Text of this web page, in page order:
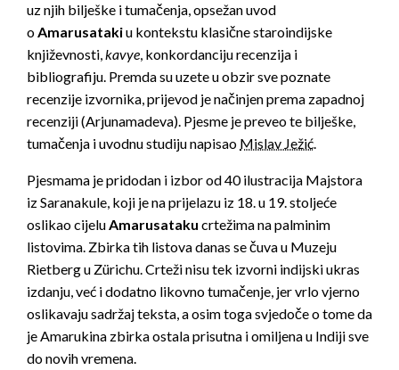
uz njih bilješke i tumačenja, opsežan uvod
oAmarusatakiu kontekstu klasične staroindijske
književnosti,kavye, konkordanciju recenzija i
bibliografiju. Premda su uzete u obzir sve poznate
recenzije izvornika, prijevod je načinjen prema zapadnoj
recenziji (Arjunamadeva). Pjesme je preveo te bilješke,
tumačenja i uvodnu studiju napisao Mislav Ježić.
Pjesmama je pridodan i izbor od 40 ilustracija Majstora
iz Saranakule, koji je na prijelazu iz 18. u 19. stoljeće
oslikao cijeluAmarusataku crtežima na palminim
listovima. Zbirka tih listova danas se čuva u Muzeju
Rietberg u Zürichu. Crteži nisu tek izvorni indijski ukras
izdanju, već i dodatno likovno tumačenje, jer vrlo vjerno
oslikavaju sadržaj teksta, a osim toga svjedoče o tome da
je Amarukina zbirka ostala prisutna i omiljena u Indiji sve
do novih vremena.